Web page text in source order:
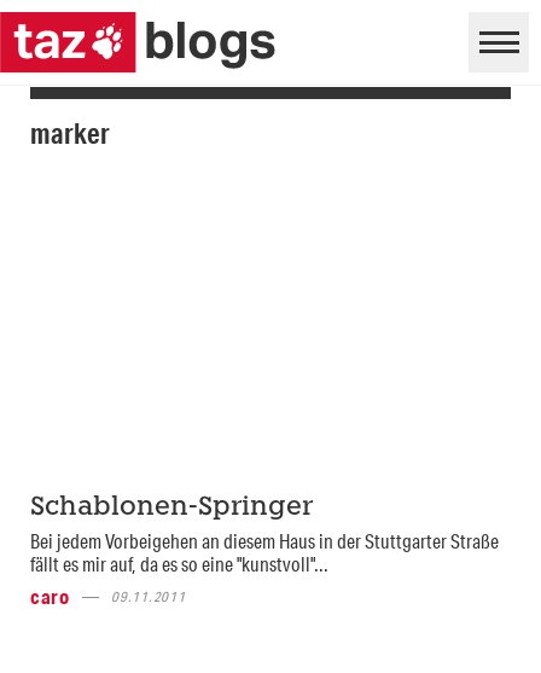
marker
Schablonen-Springer
Bei jedem Vorbeigehen an diesem Haus in der Stuttgarter Straße
fällt es mir auf, da es so eine "kunstvoll"...
caro
09.11.2011